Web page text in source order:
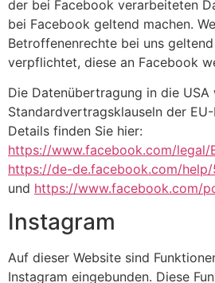
der bei Facebook verarbeiteten
bei Facebook geltend machen.
Betroffenenrechte bei uns
verpflichtet, diese an Facebook
Die Datenübertragung in die
Standardvertragsklauseln der
Details finden Sie hier:
https://www.facebook.com/legal/
https://de-de.facebook.com/
und https://www.facebook.com/
Instagram
Auf dieser Website sind
Instagram eingebunden. Diese